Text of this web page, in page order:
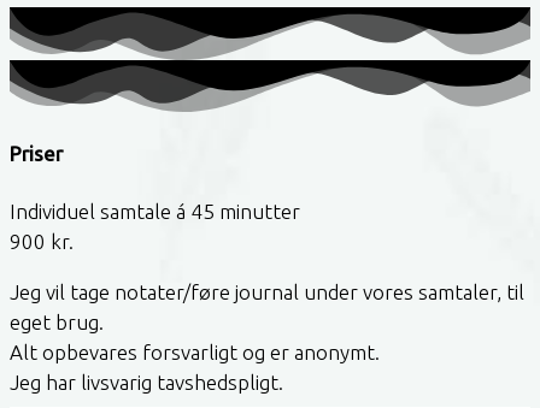
Priser
Individuel samtale á 45 minutter
900 kr.
Jeg vil tage notater/føre journal under vores samtaler, til
eget brug.
Alt opbevares forsvarligt og er anonymt.
Jeg har livsvarig tavshedspligt.